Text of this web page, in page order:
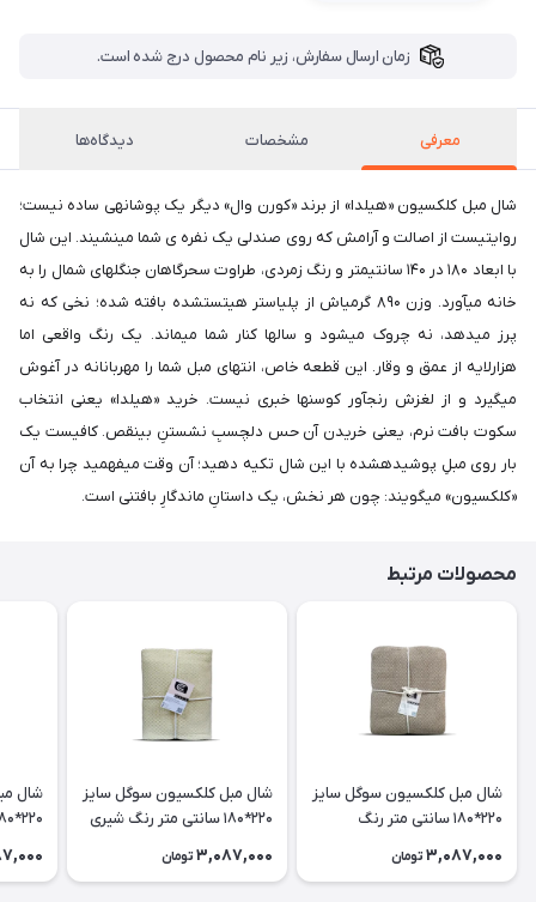
زمان ارسال سفارش، زیر نام محصول درج شده است.
معرفی مشخصات دیدگاه‌ها
شال مبل کلکسیون «هیلدا» از برند «کورن وال» دیگر یک پوشانهی ساده نیست؛
روایتیست از اصالت و آرامش که روی صندلی یک نفره ی شما مینشیند. این شال
با ابعاد ۱۸۰ در ۱۴۰ سانتیمتر و رنگ زمردی، طراوت سحرگاهان جنگلهای شمال را به
خانه میآورد. وزن ۸۹۰ گرمیاش از پلیاستر هیتستشده بافته شده؛ نخی که نه
پرز میدهد، نه چروک میشود و سالها کنار شما میماند. یک رنگ واقعی اما
هزارلایه از عمق و وقار. این قطعه خاص، انتهای مبل شما را مهربانانه در آغوش
میگیرد و از لغزش رنجآور کوسنها خبری نیست. خرید «هیلدا» یعنی انتخاب
سکوت بافت نرم، یعنی خریدن آن حس دلچسبِ نشستنِ بینقص. کافیست یک
بار روی مبلِ پوشیدهشده با این شال تکیه دهید؛ آن وقت میفهمید چرا به آن
«کلکسیون» میگویند: چون هر نخش، یک داستانِ ماندگارِ بافتنی است.
محصولات مرتبط
شال مبل کلکسیون سوگل سایز
220*180 سانتی متر رنگ
نسکافه ای
3,087,000 تومان
شال مبل کلکسیون سوگل سایز
220*180 سانتی متر رنگ شیری
3,087,000 تومان
شال
دریایی